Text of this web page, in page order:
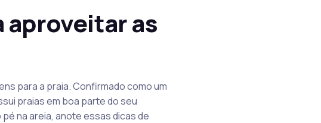
aproveitar as
para a praia. Confirmado como um
praias em boa parte do seu
na areia, anote essas dicas de